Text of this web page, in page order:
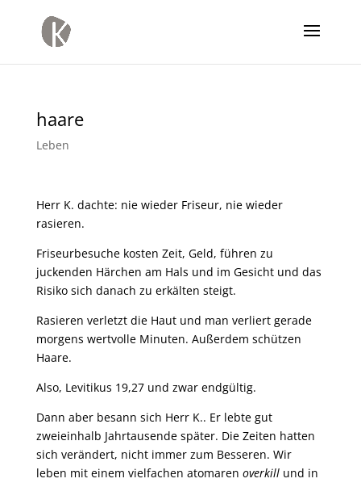
haare
Leben
Herr K. dachte: nie wieder Friseur, nie wieder
rasieren.
Friseurbesuche kosten Zeit, Geld, führen zu
juckenden Härchen am Hals und im Gesicht und das
Risiko sich danach zu erkälten steigt.
Rasieren verletzt die Haut und man verliert gerade
morgens wertvolle Minuten. Außerdem schützen
Haare.
Also, Levitikus 19,27und zwar endgültig.
Dann aber besann sich Herr K.. Er lebte gut
zweieinhalb Jahrtausende später. Die Zeiten hatten
sich verändert, nicht immer zum Besseren. Wir
leben mit einem vielfachen atomaren overkillund in